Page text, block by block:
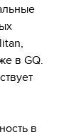
в GQ.
в